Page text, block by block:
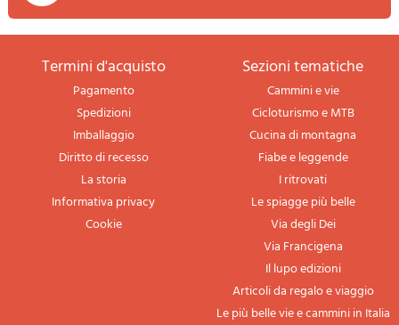
termini d'acquisto
Pagamento
Spedizioni
Imballaggio
Diritto di recesso
La storia
Informativa privacy
Cookie
sezioni tematiche
Cammini e vie
Cicloturismo e MTB
Cucina di montagna
Fiabe e leggende
I ritrovati
Le spiagge più belle
Via degli Dei
Via Francigena
Il lupo edizioni
Articoli da regalo e viaggio
Le più belle vie e cammini in Italia